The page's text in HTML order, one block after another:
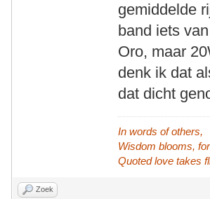
gemiddelde
band iets
Oro, maar
denk ik dat
dat dicht
In words of others,
Wisdom blooms,
Quoted love takes
Zoek